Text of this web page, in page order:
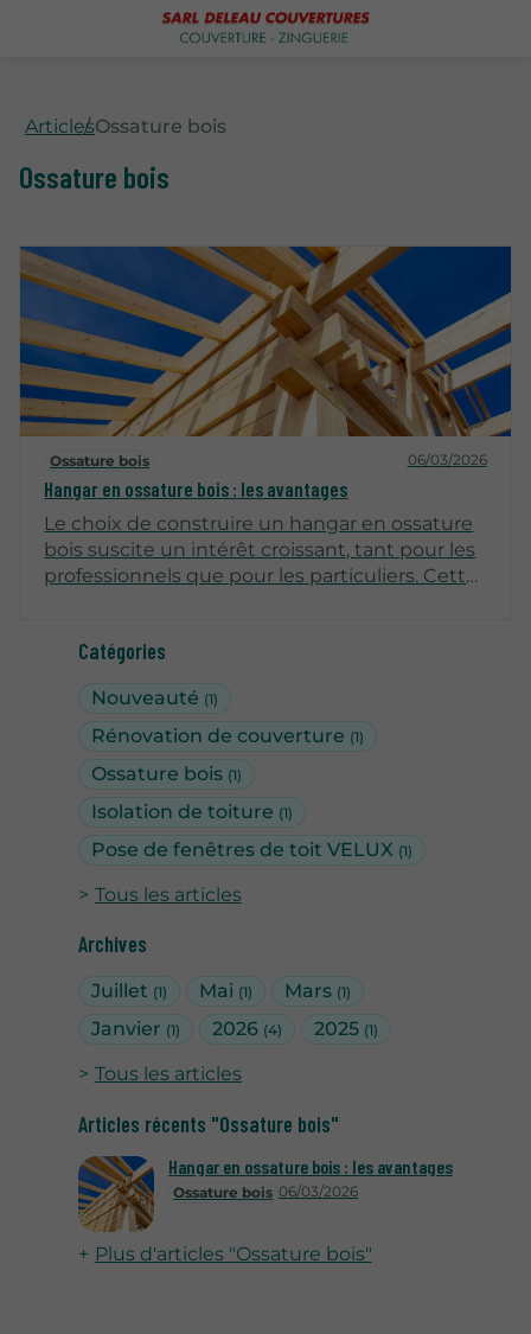
Catégories
Nouveauté (1)
Rénovation de couverture (1)
Ossature bois (1)
Isolation de toiture (1)
Pose de fenêtres de toit VELUX (1)
Tous les articles
Archives
Juillet (1) Mai (1) Mars (1)
Janvier (1) 2026 (4) 2025 (1)
Tous les articles
Articles récents "Ossature bois"
Ossature bois 06/03/2026
Hangar en ossature bois : les avantages
Plus d'articles "Ossature bois"
ArticlesOssature bois
Ossature bois
Ossature bois 06/03/2026
Hangar en ossature bois : les avantages
Le choix de construire un hangar en ossature
bois suscite un intérêt croissant, tant pour les
professionnels que pour les particuliers. Cette
sans oublier la durabilité et la fonctionnalité.
profondeur les atouts d'un hangar en ossature
bois, en abordant plusieurs aspects clés.